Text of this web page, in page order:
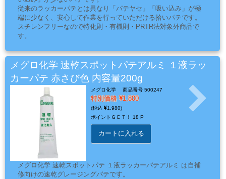
フ・
ム
系
材
従来のラッカーパテとは異なり「パテヤセ」「吸い込み」が極
端に少なく、安心して作業を行っていただける拾いパテです。
スチレンフリーなので特化則・有機則・PRTR法対象外商品で
す。
付けができます。
付属の紫外線 LEDハンディーライトなら、紫外線を30秒から
１分程度照射すると硬化します。
硬化後はシリコンオフで拭き取り、すぐに研磨作業に入れま
メグロ化学 速乾スポットパテアルミ １液ラッ
カーパテ 赤さび色 内容量200g
メグロ化学 商品番号 500247
特別価格 1,800
1,980
ポイントＧＥＴ！ 18 P
カートに入れる
メグロ化学 速乾スポットパテ １液ラッカーパテアルミ は自補
修向けの速乾グレージングパテです。